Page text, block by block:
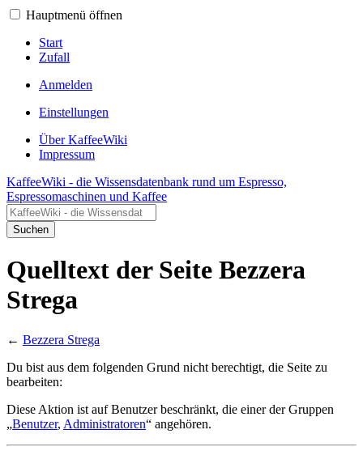
Hauptmenü öffnen
Start
Zufall
Anmelden
Einstellungen
Über KaffeeWiki
Impressum
KaffeeWiki - die Wissensdatenbank rund um Espresso,
Espressomaschinen und Kaffee
Suchen
Quelltext der Seite Bezzera
Strega
← Bezzera Strega
Du bist aus dem folgenden Grund nicht berechtigt, die Seite zu
bearbeiten:
Diese Aktion ist auf Benutzer beschränkt, die einer der Gruppen
„Benutzer, Administratoren“ angehören.